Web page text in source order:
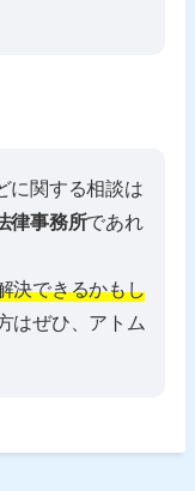
に関する相談は
律事務所であれ
決できるかもし
はぜひ、アトム